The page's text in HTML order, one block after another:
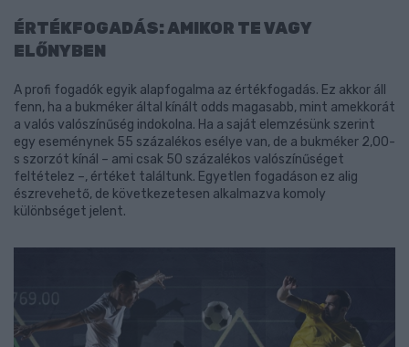
ÉRTÉKFOGADÁS: AMIKOR TE VAGY
ELŐNYBEN
A profi fogadók egyik alapfogalma az értékfogadás. Ez akkor áll
fenn, ha a bukméker által kínált odds magasabb, mint amekkorát
a valós valószínűség indokolna. Ha a saját elemzésünk szerint
egy eseménynek 55 százalékos esélye van, de a bukméker 2,00-
s szorzót kínál – ami csak 50 százalékos valószínűséget
feltételez –, értéket találtunk. Egyetlen fogadáson ez alig
észrevehető, de következetesen alkalmazva komoly
különbséget jelent.